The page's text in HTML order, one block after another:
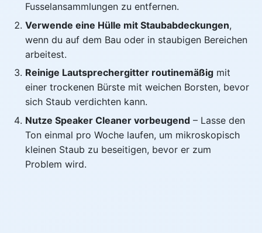
Fusselansammlungen zu entfernen.
Verwende eine Hülle mit Staubabdeckungen,
wenn du auf dem Bau oder in staubigen Bereichen
arbeitest.
Reinige Lautsprechergitter routinemäßigmit
einer trockenen Bürste mit weichen Borsten, bevor
sich Staub verdichten kann.
Nutze Speaker Cleaner vorbeugend– Lasse den
Ton einmal pro Woche laufen, um mikroskopisch
kleinen Staub zu beseitigen, bevor er zum
Problem wird.